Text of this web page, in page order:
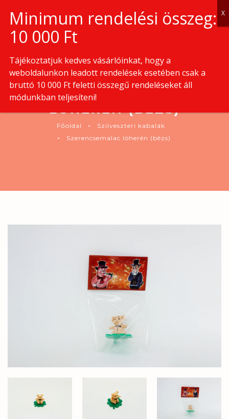
SZERENCSEMALAC
LÓHERÉN (BÉZS)
Főoldal
Szilveszteri kabalák
Szerencsemalac lóherén (bézs)
Tájékoztatjuk kedves vásárlóinkat, hogy a
weboldalunkon leadott rendelések esetében csak a
bruttó 10 000 Ft feletti összegű rendeléseket áll
módunkban teljesíteni!